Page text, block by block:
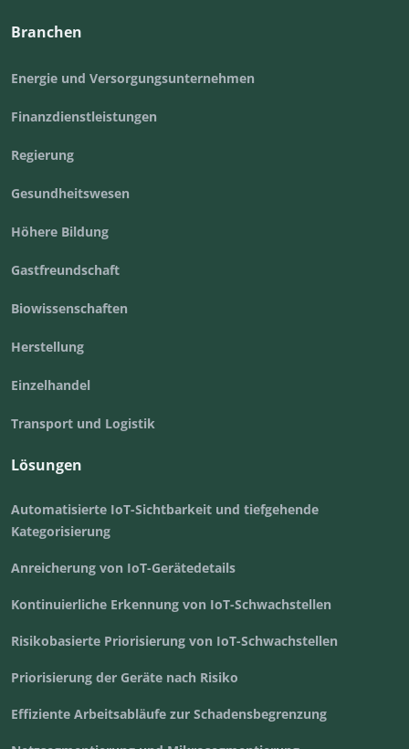
Branchen
Energie und Versorgungsunternehmen
Finanzdienstleistungen
Regierung
Gesundheitswesen
Höhere Bildung
Gastfreundschaft
Biowissenschaften
Herstellung
Einzelhandel
Transport und Logistik
Lösungen
Automatisierte IoT-Sichtbarkeit und tiefgehende
Kategorisierung
Anreicherung von IoT-Gerätedetails
Kontinuierliche Erkennung von IoT-Schwachstellen
Risikobasierte Priorisierung von IoT-Schwachstellen
Priorisierung der Geräte nach Risiko
Effiziente Arbeitsabläufe zur Schadensbegrenzung